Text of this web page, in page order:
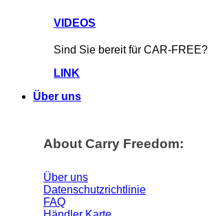
VIDEOS
Sind Sie bereit für CAR-FREE?
LINK
Über uns
About Carry Freedom:
Über uns
Datenschutzrichtlinie
FAQ